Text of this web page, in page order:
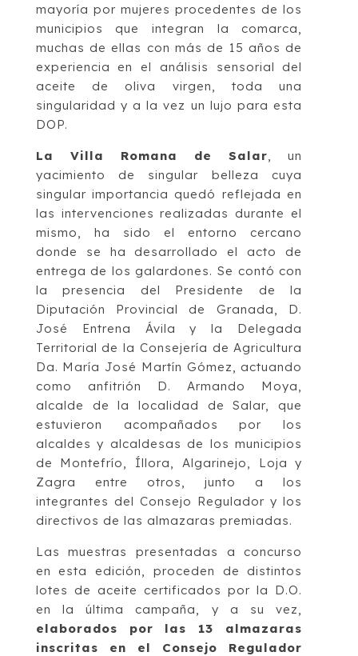
mayoría por mujeres procedentes de los
municipios que integran la comarca,
muchas de ellas con más de 15 años de
experiencia en el análisis sensorial del
aceite de oliva virgen, toda una
singularidad y a la vez un lujo para esta
DOP.
La Villa Romana de Salar , un
yacimiento de singular belleza cuya
singular importancia quedó reflejada en
las intervenciones realizadas durante el
mismo, ha sido el entorno cercano
donde se ha desarrollado el acto de
entrega de los galardones. Se contó con
la presencia del Presidente de la
Diputación Provincial de Granada, D.
José Entrena Ávila y la Delegada
Territorial de la Consejería de Agricultura
Da. María José Martín Gómez, actuando
como anfitrión D. Armando Moya,
alcalde de la localidad de Salar, que
estuvieron acompañados por los
alcaldes y alcaldesas de los municipios
de Montefrío, Íllora, Algarinejo, Loja y
Zagra entre otros, junto a los
integrantes del Consejo Regulador y los
directivos de las almazaras premiadas.
Las muestras presentadas a concurso
en esta edición, proceden de distintos
lotes de aceite certificados por la D.O.
en la última campaña, y a su vez,
elaborados por las 13 almazaras
inscritas en el Consejo Regulador